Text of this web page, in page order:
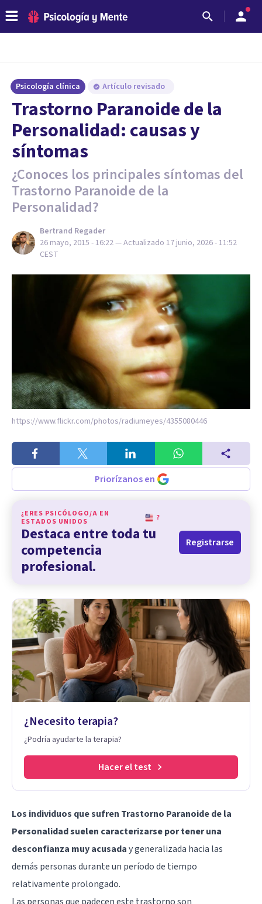
Psicología clínica Artículo revisado
Trastorno Paranoide de la
Personalidad: causas y
síntomas
¿Conoces los principales síntomas del
Trastorno Paranoide de la
Personalidad?
Bertrand Regader
26 mayo, 2015 - 16:22— Actualizado 17 junio, 2026 - 11:52
CEST
https://www.flickr.com/photos/radiumeyes/4355080446
Priorízanos en
¿ERES PSICÓLOGO/A EN
ESTADOS UNIDOS
?
Destaca entre toda tu
competencia
profesional.
Registrarse
¿Necesito terapia?
¿Podría ayudarte la terapia?
Hacer el test
Los individuos que sufren Trastorno Paranoide de la
Personalidad suelen caracterizarse por tener una
desconfianza muy acusaday generalizada hacia las
demás personas durante un período de tiempo
relativamente prolongado.